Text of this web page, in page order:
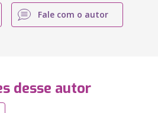
Fale com o autor
desse autor